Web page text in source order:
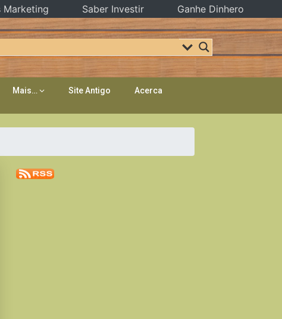
Mais… Site Antigo Acerca
Marketing Saber Investir Ganhe Dinhero